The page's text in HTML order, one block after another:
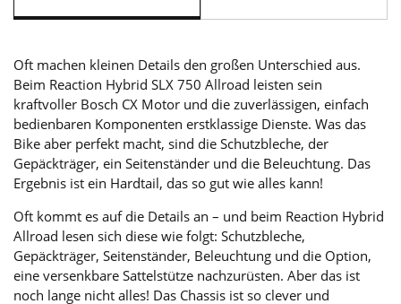
Oft machen kleinen Details den großen Unterschied aus.
Beim Reaction Hybrid SLX 750 Allroad leisten sein
kraftvoller Bosch CX Motor und die zuverlässigen, einfach
bedienbaren Komponenten erstklassige Dienste. Was das
Bike aber perfekt macht, sind die Schutzbleche, der
Gepäckträger, ein Seitenständer und die Beleuchtung. Das
Ergebnis ist ein Hardtail, das so gut wie alles kann!
Oft kommt es auf die Details an – und beim Reaction Hybrid
Allroad lesen sich diese wie folgt: Schutzbleche,
Gepäckträger, Seitenständer, Beleuchtung und die Option,
eine versenkbare Sattelstütze nachzurüsten. Aber das ist
noch lange nicht alles! Das Chassis ist so clever und